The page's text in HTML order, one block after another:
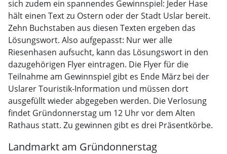
sich zudem ein spannendes Gewinnspiel: Jeder Hase
hält einen Text zu Ostern oder der Stadt Uslar bereit.
Zehn Buchstaben aus diesen Texten ergeben das
Lösungswort. Also aufgepasst: Nur wer alle
Riesenhasen aufsucht, kann das Lösungswort in den
dazugehörigen Flyer eintragen. Die Flyer für die
Teilnahme am Gewinnspiel gibt es Ende März bei der
Uslarer Touristik-Information und müssen dort
ausgefüllt wieder abgegeben werden. Die Verlosung
findet Gründonnerstag um 12 Uhr vor dem Alten
Rathaus statt. Zu gewinnen gibt es drei Präsentkörbe.
Landmarkt am Gründonnerstag